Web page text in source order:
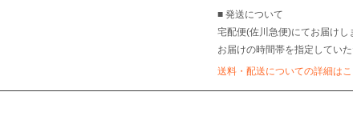
■ 発送について
宅配便(佐川急便)にてお届けし
お届けの時間帯を指定していた
送料・配送についての詳細はこ